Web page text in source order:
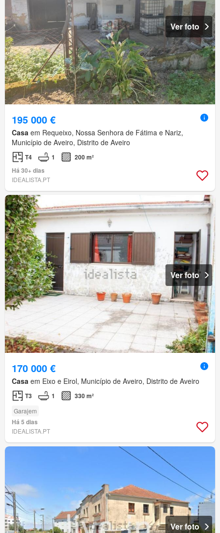
Ver foto
195 000 €
Casa em Requeixo, Nossa Senhora de Fátima e Nariz,
Município de Aveiro, Distrito de Aveiro
T4 1
200 m²
Há 30+ dias
IDEALISTA.PT
Ver foto
170 000 €
Casa em Eixo e Eirol, Município de Aveiro, Distrito de Aveiro
T3 1 330 m²
Garajem
Há 5 dias
IDEALISTA.PT
Ver foto